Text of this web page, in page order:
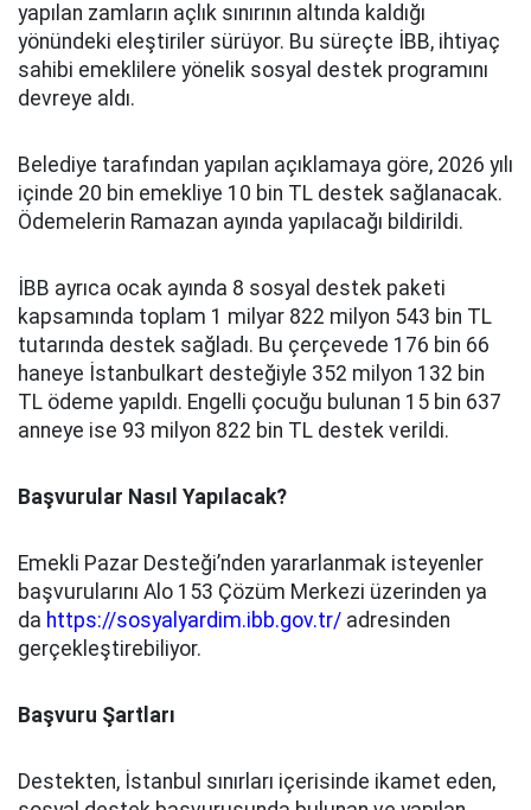
yapılan zamların açlık sınırının altında kaldığı
yönündeki eleştiriler sürüyor. Bu süreçte İBB, ihtiyaç
sahibi emeklilere yönelik sosyal destek programını
devreye aldı.
Belediye tarafından yapılan açıklamaya göre, 2026 yılı
içinde 20 bin emekliye 10 bin TL destek sağlanacak.
Ödemelerin Ramazan ayında yapılacağı bildirildi.
İBB ayrıca ocak ayında 8 sosyal destek paketi
kapsamında toplam 1 milyar 822 milyon 543 bin TL
tutarında destek sağladı. Bu çerçevede 176 bin 66
haneye İstanbulkart desteğiyle 352 milyon 132 bin
TL ödeme yapıldı. Engelli çocuğu bulunan 15 bin 637
anneye ise 93 milyon 822 bin TL destek verildi.
Başvurular Nasıl Yapılacak?
Emekli Pazar Desteği’nden yararlanmak isteyenler
başvurularını Alo 153 Çözüm Merkezi üzerinden ya
da https://sosyalyardim.ibb.gov.tr/ adresinden
gerçekleştirebiliyor.
Başvuru Şartları
Destekten, İstanbul sınırları içerisinde ikamet eden,